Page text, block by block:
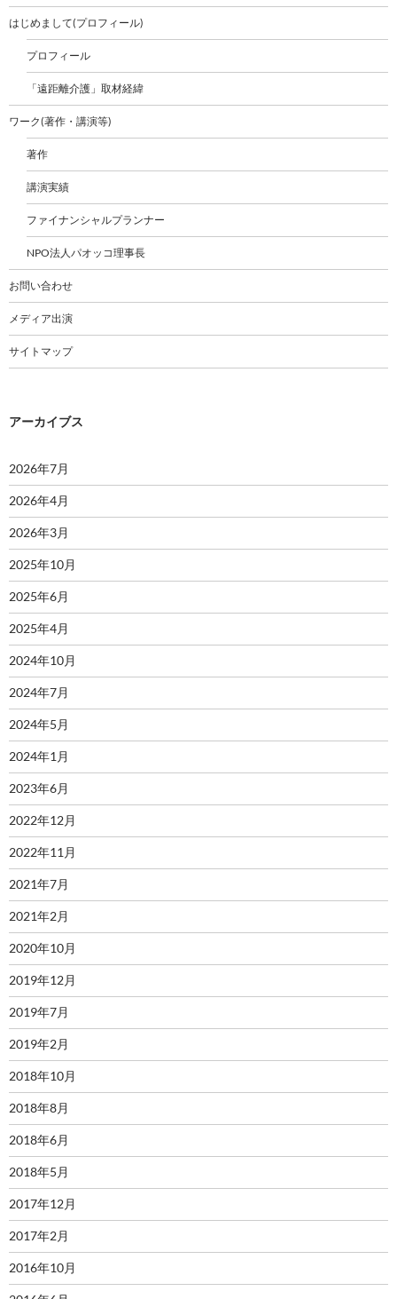
はじめまして(プロフィール)
プロフィール
「遠距離介護」取材経緯
ワーク(著作・講演等)
著作
講演実績
ファイナンシャルプランナー
NPO法人パオッコ理事長
お問い合わせ
メディア出演
サイトマップ
アーカイブス
2026年7月
2026年4月
2026年3月
2025年10月
2025年6月
2025年4月
2024年10月
2024年7月
2024年5月
2024年1月
2023年6月
2022年12月
2022年11月
2021年7月
2021年2月
2020年10月
2019年12月
2019年7月
2019年2月
2018年10月
2018年8月
2018年6月
2018年5月
2017年12月
2017年2月
2016年10月